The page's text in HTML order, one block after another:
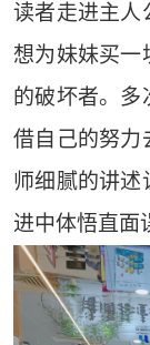
读者走进主人
想为妹妹买一
的破坏者。多
借自己的努力
师细腻的讲述
进中体悟直面